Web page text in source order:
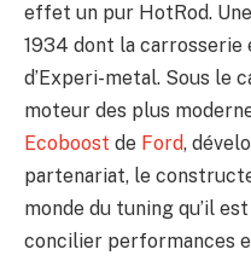
effet un pur HotRod.
1934 dont la carrosserie
d’Experi-metal. Sous le
moteur des plus
Ecoboost de Ford,
partenariat, le
monde du tuning qu’il
concilier performances